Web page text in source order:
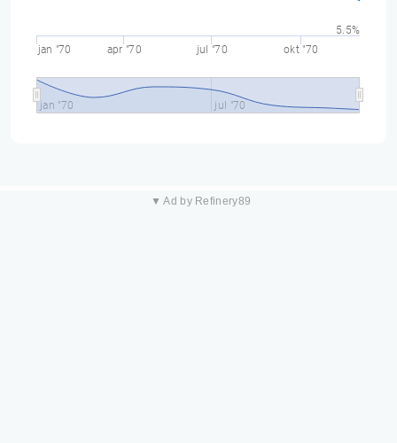
jan "70 apr "70 jul "70 okt "70
jan "70 jul "70
5.5%
▼ Ad by Refinery89